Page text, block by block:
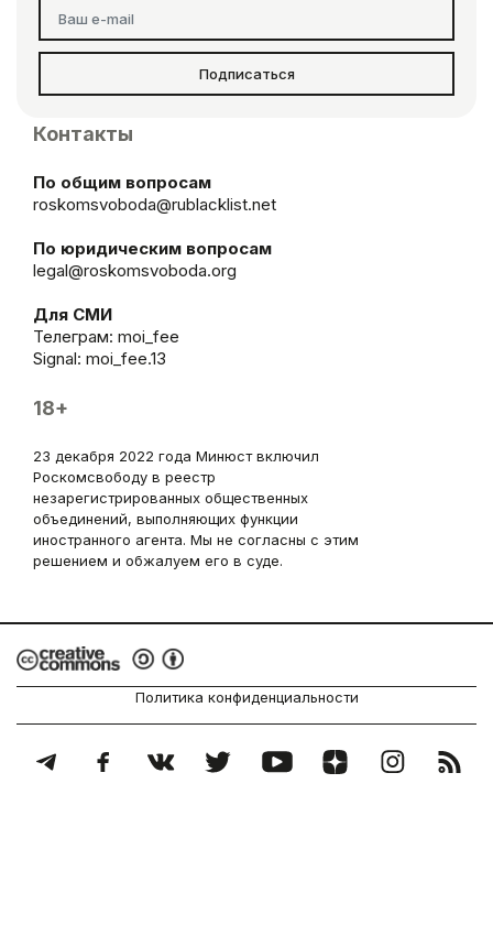
Подписаться
Контакты
По общим вопросам
roskomsvoboda@rublacklist.net
По юридическим вопросам
legal@roskomsvoboda.org
Для СМИ
Телеграм: moi_fee
Signal: moi_fee.13
18+
23 декабря 2022 года Минюст включил
Роскомсвободу в реестр
незарегистрированных общественных
объединений, выполняющих функции
иностранного агента. Мы не согласны с этим
решением и обжалуем его в суде.
Политика конфиденциальности